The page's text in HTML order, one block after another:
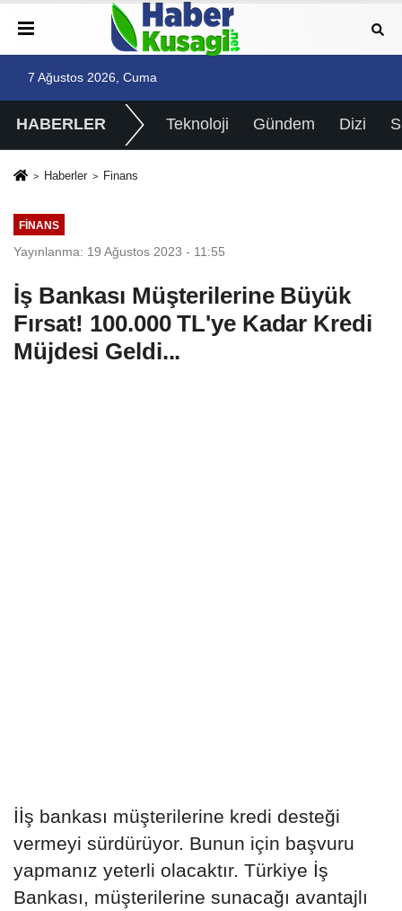
7 Ağustos 2026, Cuma
HABERLER Teknoloji Gündem Dizi
Haberler Finans
FINANS
Yayınlanma: 19 Ağustos 2023 - 11:55
İş Bankası Müşterilerine Büyük
Fırsat! 100.000 TL'ye Kadar Kredi
Müjdesi Geldi...
İİş bankası müşterilerine kredi desteği
vermeyi sürdürüyor. Bunun için başvuru
yapmanız yeterli olacaktır. Türkiye İş
Bankası, müşterilerine sunacağı avantajlı